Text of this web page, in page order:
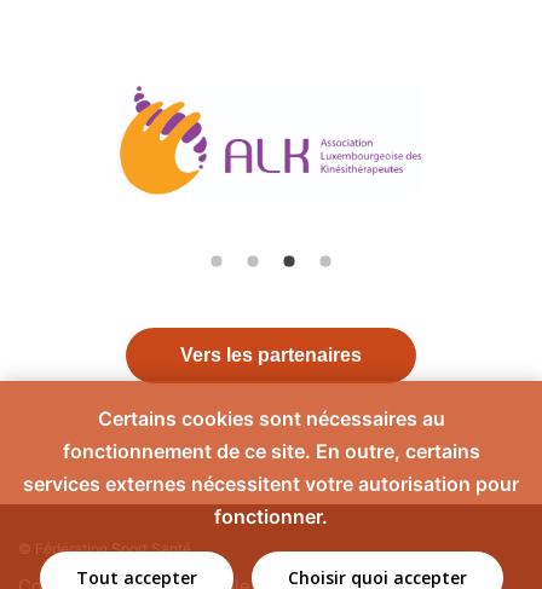
Vers les partenaires
© Fédération Sport Santé
Certains cookies sont nécessaires au
fonctionnement de ce site. En outre, certains
services externes nécessitent votre autorisation pour
fonctionner.
Tout accepter Choisir quoi accepter